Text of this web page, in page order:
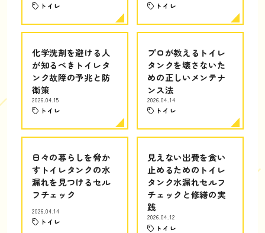
トイレ トイレ
化学洗剤を避ける人
が知るべきトイレタ
ンク故障の予兆と防
衛策
2026.04.15
トイレ
プロが教えるトイレ
タンクを壊さないた
めの正しいメンテナ
ンス法
2026.04.14
トイレ
日々の暮らしを脅か
すトイレタンクの水
漏れを見つけるセル
フチェック
2026.04.14
トイレ
見えない出費を食い
止めるためのトイレ
タンク水漏れセルフ
チェックと修繕の実
践
2026.04.12
トイレ